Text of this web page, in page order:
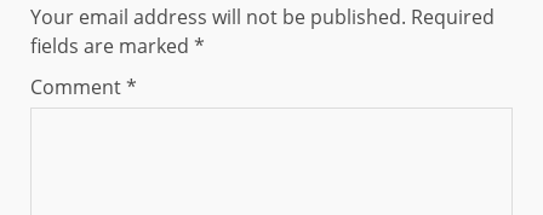
Your email address will not be published. Required
fields are marked *
Comment*